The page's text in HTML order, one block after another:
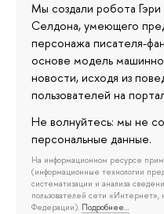
Мы создали робота Гэри
Селдона, умеющего
персонажа писателя-
основе модель
новости, исходя из
пользователей на
Не волнуйтесь: мы не
персональные данные.
На информационном ресурсе
(информационные технологии
систематизации и анализа
пользователей сети «Интернет»,
Федерации). Подробнее…